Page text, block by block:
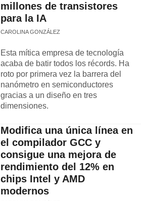
millones de transistores
para la IA
CAROLINA GONZÁLEZ
Esta mítica empresa de tecnología
acaba de batir todos los récords. Ha
roto por primera vez la barrera del
nanómetro en semiconductores
gracias a un diseño en tres
dimensiones.
Modifica una única línea en
el compilador GCC y
consigue una mejora de
rendimiento del 12% en
chips Intel y AMD
modernos